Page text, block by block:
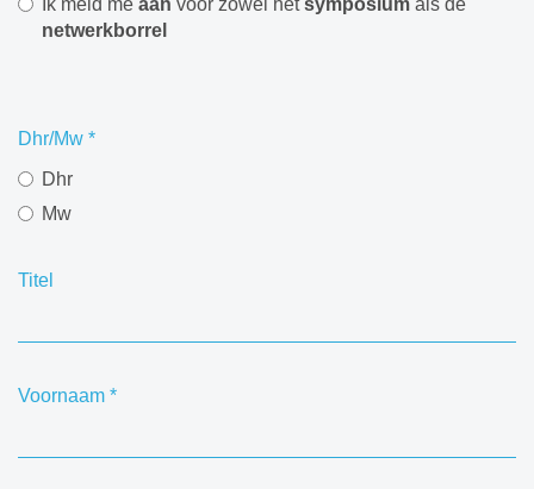
Ik meld me aan voor zowel hetsymposium als de
netwerkborrel
Dhr/Mw *
Dhr
Mw
Titel
Voornaam *